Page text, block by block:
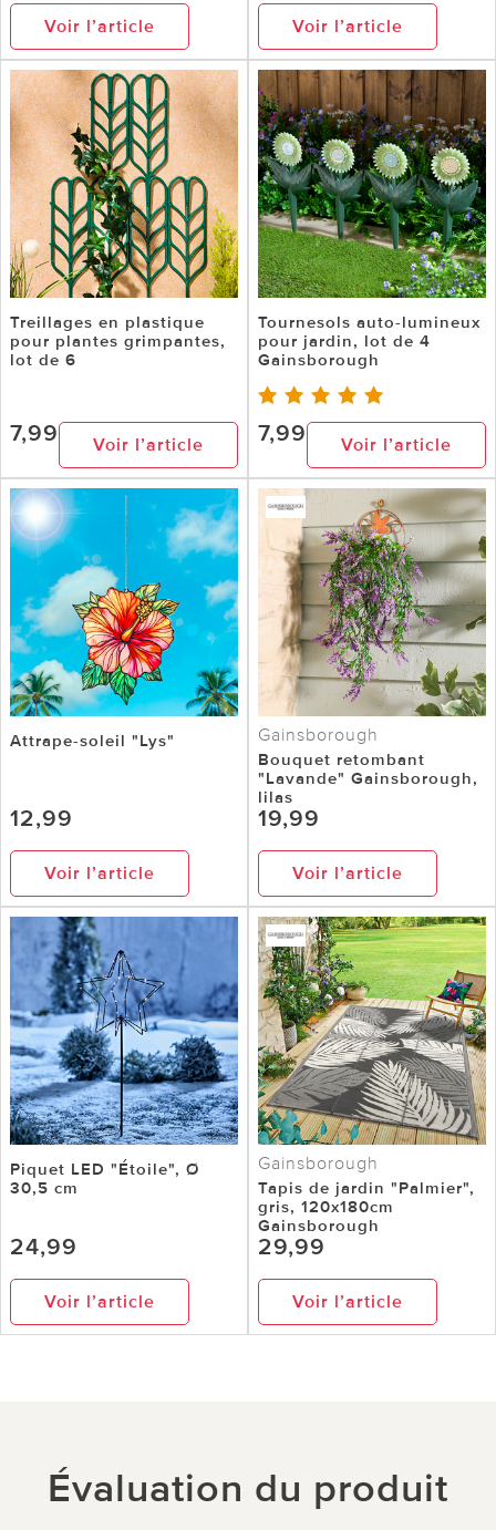
Voir l’article Voir l’article
Treillages en plastique
pour plantes grimpantes,
lot de 6
7,99 Voir l’article
Tournesols auto-lumineux
pour jardin, lot de 4
Gainsborough
7,99 Voir l’article
Attrape-soleil "Lys"
12,99
Voir l’article
Gainsborough
Bouquet retombant
"Lavande" Gainsborough,
lilas
19,99
Voir l’article
Piquet LED "Étoile", Ø
30,5 cm
24,99
Voir l’article
Gainsborough
Tapis de jardin "Palmier",
gris, 120x180cm
Gainsborough
29,99
Voir l’article
Évaluation du produit